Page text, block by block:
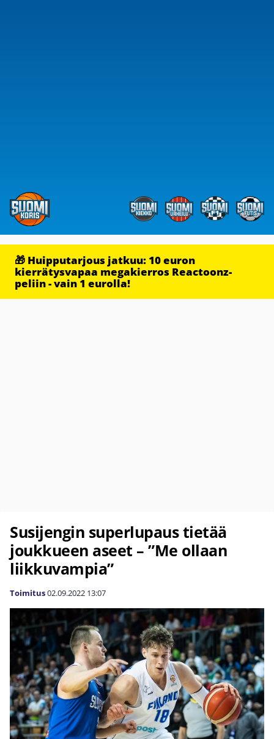
🎁 Huipputarjous jatkuu: 10 euron
kierrätysvapaa megakierros Reactoonz-
peliin - vain 1 eurolla!
Susijengin superlupaus tietää
joukkueen aseet – ”Me ollaan
liikkuvampia”
Toimitus02.09.2022 13:07